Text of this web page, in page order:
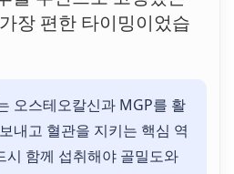
장 편한 타이밍이었습
오스테오칼신과 MGP를 활
내고 혈관을 지키는 핵심 역
시 함께 섭취해야 골밀도와